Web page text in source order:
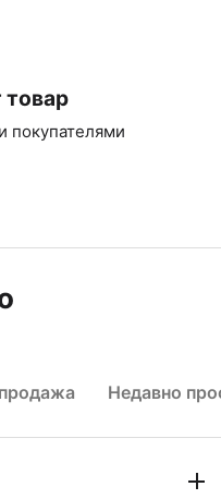
товар
покупателями
Недавно